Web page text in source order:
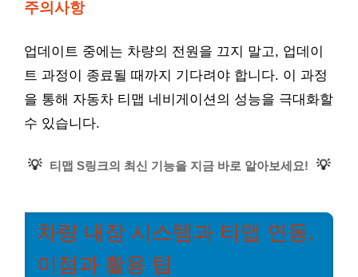
주의사항
업데이트 중에는 차량의 전원을 끄지 말고, 업데이
트 과정이 종료될 때까지 기다려야 합니다. 이 과정
을 통해 자동차 티맵 네비게이션의 성능을 극대화할
수 있습니다.
💡 티맵 S링크의 최신 기능을 지금 바로 알아보세요! 💡
차량 내장 시스템과 티맵 연동,
이점과 활용 팁